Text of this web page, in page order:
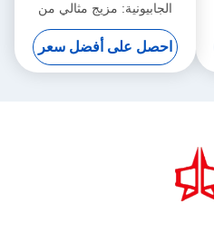
الجابيونية: مزيج مثالي من
الإنتاج السريع والنسيج الدقيق
لزيادة الإنتاجية
احصل على أفضل سعر